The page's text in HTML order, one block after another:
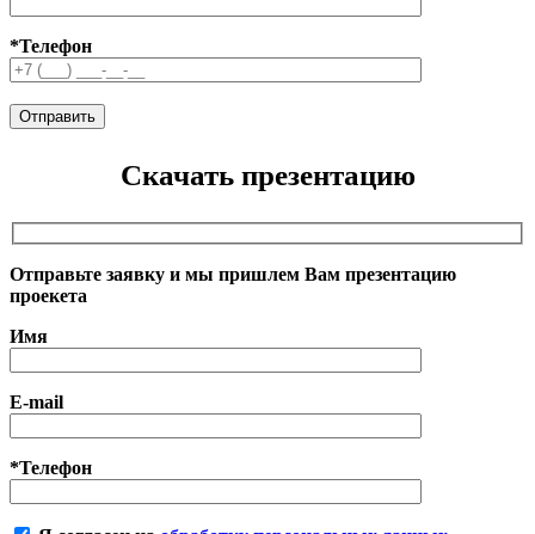
*Телефон
Скачать презентацию
Отправьте заявку и мы пришлем Вам презентацию
проекета
Имя
E-mail
*Телефон